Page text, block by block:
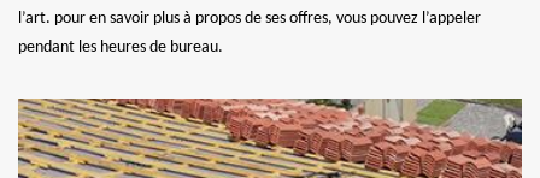
l’art. pour en savoir plus à propos de ses offres, vous pouvez l’appeler
pendant les heures de bureau.